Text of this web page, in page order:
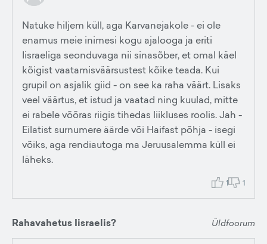
Natuke hiljem küll, aga Karvanejakole - ei ole
enamus meie inimesi kogu ajalooga ja eriti
Iisraeliga seonduvaga nii sinasõber, et omal käel
kõigist vaatamisväärsustest kõike teada. Kui
grupil on asjalik giid - on see ka raha väärt. Lisaks
veel väärtus, et istud ja vaatad ning kuulad, mitte
ei rabele võõras riigis tihedas liikluses roolis. Jah -
Eilatist surnumere äärde või Haifast põhja - isegi
võiks, aga rendiautoga ma Jeruusalemma küll ei
läheks.
1 1
Rahavahetus Iisraelis? Üldfoorum